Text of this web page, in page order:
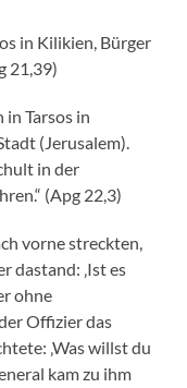
in Kilikien, Bürger
21,39)
in Tarsos in
(Jerusalem).
in der
(Apg 22,3)
vorne streckten,
dastand: ‚Ist es
ohne
Offizier das
‚Was willst du
kam zu ihm